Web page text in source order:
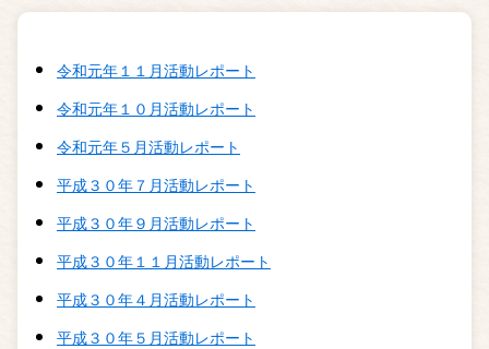
令和元年１１月活動レポート
令和元年１０月活動レポート
令和元年５月活動レポート
平成３０年７月活動レポート
平成３０年９月活動レポート
平成３０年１１月活動レポート
平成３０年４月活動レポート
平成３０年５月活動レポート